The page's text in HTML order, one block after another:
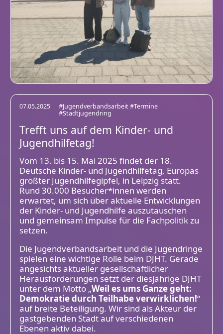
Trefft uns auf dem Kinder- und
Jugendhilfetag!
Vom 13. bis 15. Mai 2025 findet der 18.
Deutsche Kinder- und Jugendhilfetag, Europas
größter Jugendhilfegipfel, in Leipzig statt.
Rund 30.000 Besucher*innen werden
erwartet, um sich über aktuelle Entwicklungen
der Kinder- und Jugendhilfe auszutauschen
und gemeinsam Impulse für die Fachpolitik zu
setzen.
Die Jugendverbandsarbeit und die Jugendringe
spielen eine wichtige Rolle beim DJHT. Gerade
angesichts aktueller gesellschaftlicher
Herausforderungen setzt der diesjährige DJHT
unter dem Motto „Weil es ums Ganze geht:
Demokratie durch Teilhabe verwirklichen!“
auf breite Beteiligung. Wir sind als Akteur der
gastgebenden Stadt auf verschiedenen
Ebenen aktiv dabei.
07.05.2025 #Jugendverbandsarbeit#Termine
#Stadtjugendring